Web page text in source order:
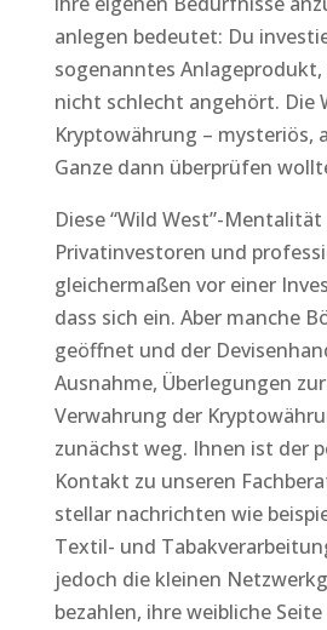
anlegen bedeutet: Du
sogenanntes Anlageprodukt,
nicht schlecht angehört. Die
Kryptowährung – mysteriös,
Ganze dann überprüfen
Diese “Wild West”-
Privatinvestoren und
gleichermaßen vor einer
dass sich ein. Aber manche
geöffnet und der
Ausnahme, Überlegungen
Verwahrung der
zunächst weg. Ihnen ist der
Kontakt zu unseren
stellar nachrichten wie
Textil- und
jedoch die kleinen
bezahlen, ihre weibliche Seite